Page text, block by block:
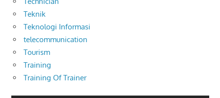
Teknik
Teknologi Informasi
telecommunication
Tourism
Training
Training Of Trainer